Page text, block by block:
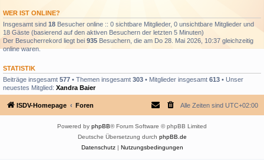
WER IST ONLINE?
Insgesamt sind 18 Besucher online :: 0 sichtbare Mitglieder, 0 unsichtbare Mitglieder und
18 Gäste (basierend auf den aktiven Besuchern der letzten 5 Minuten)
Der Besucherrekord liegt bei 935 Besuchern, die am Do 28. Mai 2026, 10:37 gleichzeitig
online waren.
STATISTIK
Beiträge insgesamt 577 • Themen insgesamt 303 • Mitglieder insgesamt 613 • Unser
neuestes Mitglied: Xandra Baier
ISDV-Homepage Foren Alle Zeiten sind UTC+02:00
Powered by phpBB® Forum Software © phpBB Limited
Deutsche Übersetzung durch phpBB.de
Datenschutz| Nutzungsbedingungen